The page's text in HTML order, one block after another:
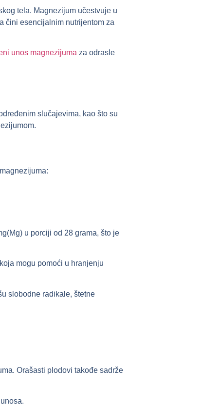
tela. Magnezijum učestvuje u
čini esencijalnim nutrijentom za
unos magnezijuma za odrasle
slučajevima, kao što su
u porciji od 28 grama, što je
mogu pomoći u hranjenju
slobodne radikale, štetne
Orašasti plodovi takođe sadrže